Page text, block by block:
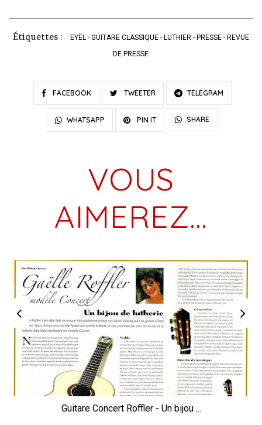
Étiquettes : EYËL- GUITARE CLASSIQUE- LUTHIER- PRESSE- REVUE
DE PRESSE
FACEBOOK TWEETER TELEGRAM
WHATSAPP PIN IT SHARE
VOUS
AIMEREZ…
Guitare Concert Roffler - Un bijou ...